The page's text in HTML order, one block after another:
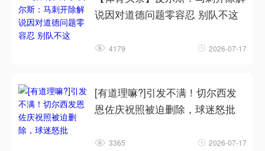
说因对道德问题零容忍 别队不这
4179 2026-07-17
[有道理嘛?]引发不满！切尔西发
恩佐庆祝照被迫删除，球迷怒批
3365 2026-07-17